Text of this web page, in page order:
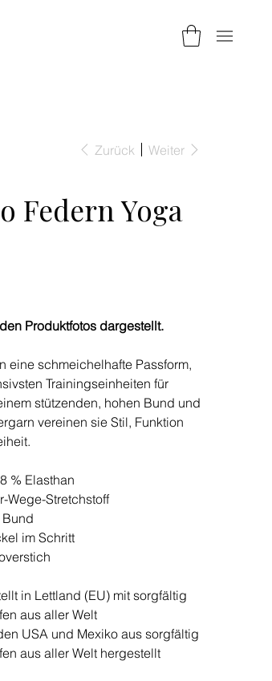
Zurück Weiter
Federn Yoga
Produktfotos dargestellt.
eine schmeichelhafte Passform,
Trainingseinheiten für
stützenden, hohen Bund und
vereinen sie Stil, Funktion
% Elasthan
Wege-Stretchstoff
im Schritt
in Lettland (EU) mit sorgfältig
aus aller Welt
USA und Mexiko aus sorgfältig
aus aller Welt hergestellt